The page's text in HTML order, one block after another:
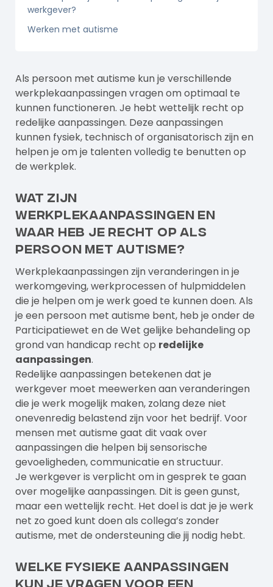
werkgever?
Werken met autisme
Als persoon met autisme kun je verschillende
werkplekaanpassingen vragen om optimaal te
kunnen functioneren. Je hebt wettelijk recht op
redelijke aanpassingen. Deze aanpassingen
kunnen fysiek, technisch of organisatorisch zijn en
helpen je om je talenten volledig te benutten op
de werkplek.
Wat zijn
werkplekaanpassingen en
waar heb je recht op als
persoon met autisme?
Werkplekaanpassingen zijn veranderingen in je
werkomgeving, werkprocessen of hulpmiddelen
die je helpen om je werk goed te kunnen doen. Als
je een persoon met autisme bent, heb je onder de
Participatiewet en de Wet gelijke behandeling op
grond van handicap recht op redelijke
aanpassingen.
Redelijke aanpassingen betekenen dat je
werkgever moet meewerken aan veranderingen
die je werk mogelijk maken, zolang deze niet
onevenredig belastend zijn voor het bedrijf. Voor
mensen met autisme gaat dit vaak over
aanpassingen die helpen bij sensorische
gevoeligheden, communicatie en structuur.
Je werkgever is verplicht om in gesprek te gaan
over mogelijke aanpassingen. Dit is geen gunst,
maar een wettelijk recht. Het doel is dat je je werk
net zo goed kunt doen als collega’s zonder
autisme, met de ondersteuning die jij nodig hebt.
Welke fysieke aanpassingen
kun je vragen voor een